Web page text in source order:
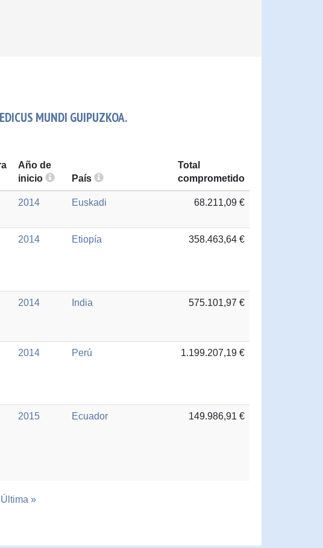
MUNDI GUIPUZKOA.
Año de
inicio
País
Total
comprometido
2014 Euskadi 68.211,09 €
2014 Etiopía 358.463,64 €
2014 India 575.101,97 €
2014 Perú 1.199.207,19 €
2015 Ecuador 149.986,91 €
Última »